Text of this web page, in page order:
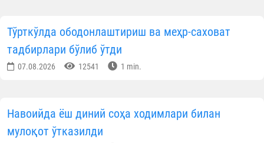
Тўрткўлда ободонлаштириш ва меҳр-саховат
тадбирлари бўлиб ўтди
07.08.2026 12541 1 min.
Навоийда ёш диний соҳа ходимлари билан
мулоқот ўтказилди